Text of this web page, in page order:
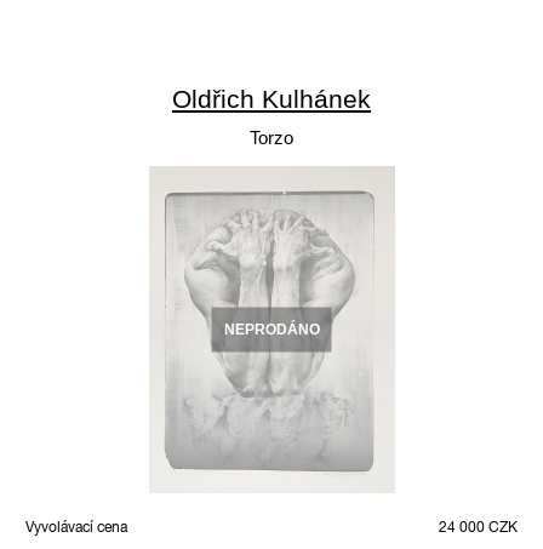
Oldřich Kulhánek
Torzo
NEPRODÁNO
Vyvolávací cena 24 000 CZK